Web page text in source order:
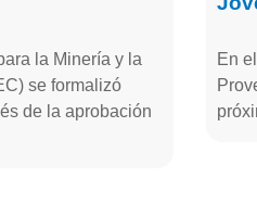
la Minería y la
se formalizó
de la aprobación
En